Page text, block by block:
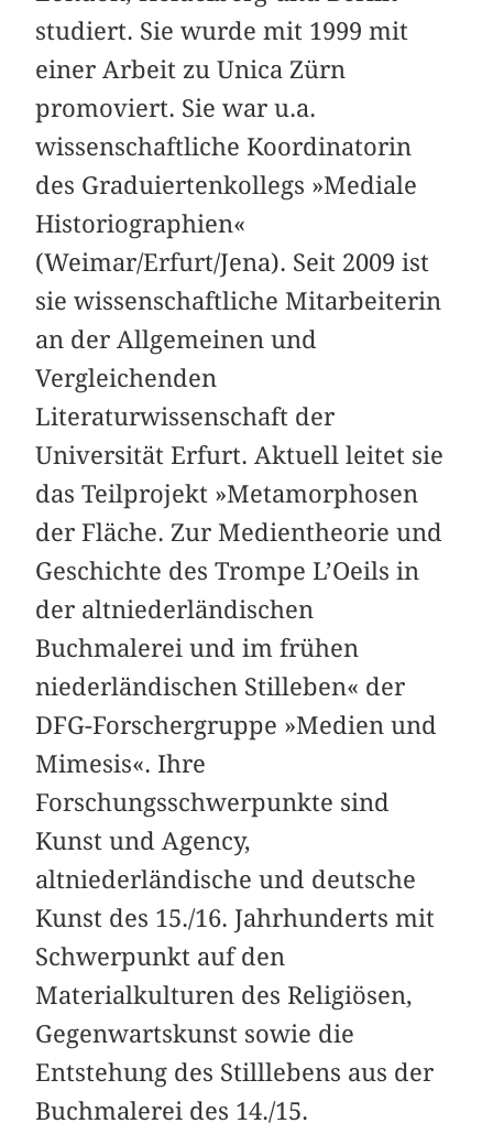
studiert. Sie wurde mit 1999 mit
einer Arbeit zu Unica Zürn
promoviert. Sie war u.a.
wissenschaftliche Koordinatorin
des Graduiertenkollegs »Mediale
Historiographien«
(Weimar/Erfurt/Jena). Seit 2009 ist
sie wissenschaftliche Mitarbeiterin
an der Allgemeinen und
Vergleichenden
Literaturwissenschaft der
Universität Erfurt. Aktuell leitet sie
das Teilprojekt »Metamorphosen
der Fläche. Zur Medientheorie und
Geschichte des Trompe L’Oeils in
der altniederländischen
Buchmalerei und im frühen
niederländischen Stilleben« der
DFG-Forschergruppe »Medien und
Mimesis«. Ihre
Forschungsschwerpunkte sind
Kunst und Agency,
altniederländische und deutsche
Kunst des 15./16. Jahrhunderts mit
Schwerpunkt auf den
Materialkulturen des Religiösen,
Gegenwartskunst sowie die
Entstehung des Stilllebens aus der
Buchmalerei des 14./15.